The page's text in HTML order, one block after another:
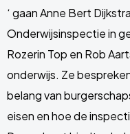
‘ gaan Anne Bert
Onderwijsinspectie in
Rozerin Top en Rob
onderwijs. Ze
belang van
eisen en hoe de